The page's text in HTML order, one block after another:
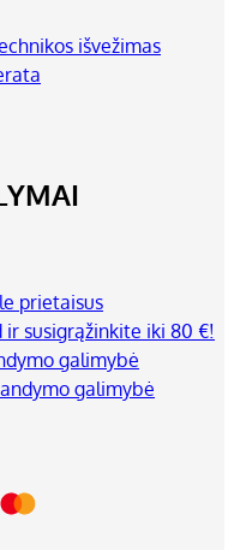
išvežimas
prietaisus
susigrąžinkite iki 80 €!
galimybė
galimybė